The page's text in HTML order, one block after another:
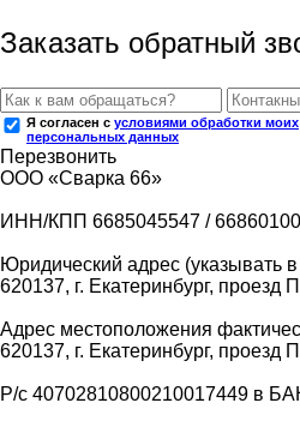
Заказать обратный
Я согласен с условиями обработки моих
персональных данных
Перезвонить
ООО «Сварка 66»
ИНН/КПП 6685045547 /
Юридический адрес (указывать в
620137, г. Екатеринбург,
Адрес местоположения
620137, г. Екатеринбург,
Р/с 40702810800210017449 в